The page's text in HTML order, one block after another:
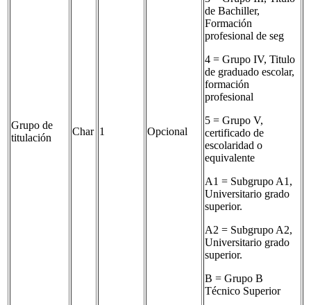
Grupo de
titulación
Char 1 Opcional
de Bachiller,
Formación
profesional de seg
4 = Grupo IV, Titulo
de graduado escolar,
formación
profesional
5 = Grupo V,
certificado de
escolaridad o
equivalente
A1 = Subgrupo A1,
Universitario grado
superior.
A2 = Subgrupo A2,
Universitario grado
superior.
B = Grupo B
Técnico Superior